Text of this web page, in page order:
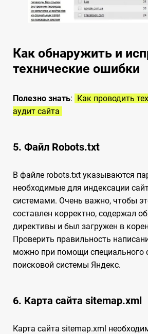
Как обнаружить и
технические ошибки
Полезно знать: Как проводить
аудит сайта
5. Файл Robots.txt
В файле robots.txt указываются
необходимые для индексации
системами. Очень важно, чтобы
составлен корректно, содержал
директивы и был загружен в
Проверить правильность
можно при помощи специального
поисковой системы Яндекс.
6. Карта сайта sitemap.xml
Карта сайта sitemap.xml